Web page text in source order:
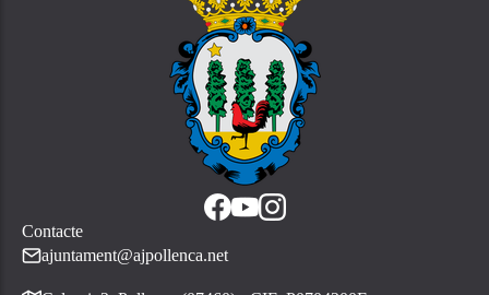
Contacte
ajuntament@ajpollenca.net